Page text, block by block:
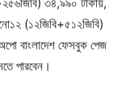
৩৪,৯৯০ টাকায়,
(১২জিবি+৫১২জিবি)
বাংলাদেশ ফেসবুক পেজ
পারবেন।